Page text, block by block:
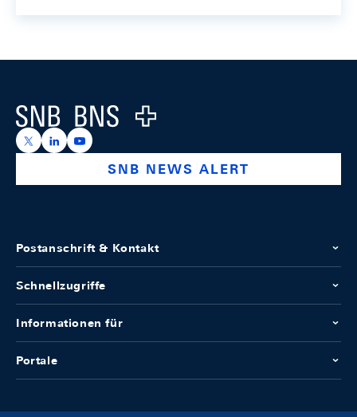
Logo
https://x.com/snb_bns
https://ch.linkedin.com/company/swiss-national-
https://www.youtube.com/@swissnationalbank
SNB NEWS ALERT
Postanschrift & Kontakt
Schnellzugriffe
Informationen für
Portale